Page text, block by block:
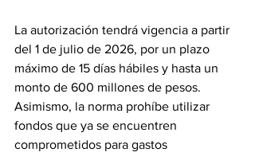
La autorización tendrá vigencia a partir
del 1 de julio de 2026, por un plazo
máximo de 15 días hábiles y hasta un
monto de 600 millones de pesos.
Asimismo, la norma prohíbe utilizar
fondos que ya se encuentren
comprometidos para gastos